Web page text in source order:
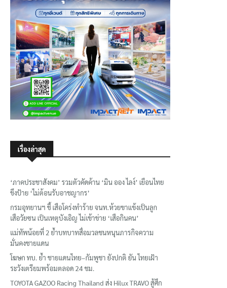
เรื่องล่าสุด
‘ภาคประชาสังคม’ รวมตัวคัดค้าน ‘มิน ออง ไลง์’ เยือนไทย
ขึงป้าย ‘ไม่ต้อนรับอาชญากร’
กรมอุทยานฯ ชี้ เสือโคร่งทำร้าย จนท.ห้วยขาแข้งเป็นลูก
เสือวัยซน เป็นเหตุบังเอิญ ไม่เข้าข่าย ‘เสือกินคน’
แม่ทัพน้อยที่ 2 ย้ำบทบาทสื่อมวลชนหนุนภารกิจความ
มั่นคงชายแดน
โฆษก ทบ. ย้ำ ชายแดนไทย–กัมพูชา ยังปกติ ยัน ไทยเฝ้า
ระวังเตรียมพร้อมตลอด 24 ชม.
TOYOTA GAZOO Racing Thailand ส่ง Hilux TRAVO สู้ศึก